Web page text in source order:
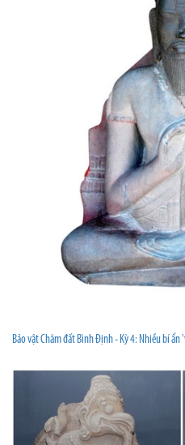
Bảo vật Chăm đất Bình Định - Kỳ 4: Nhiều bí